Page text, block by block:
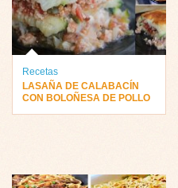
Recetas
LASAÑA DE CALABACÍN
CON BOLOÑESA DE POLLO